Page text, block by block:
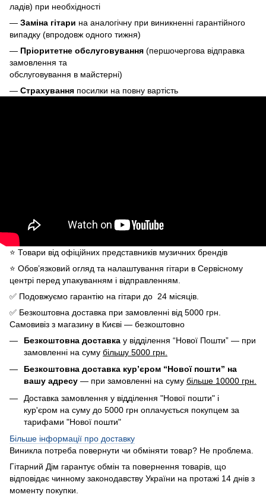
ладів) при необхідності
— Заміна гітари на аналогічну при виникненні гарантійного
випадку (впродовж одного тижня)
— Пріоритетне обслуговування (першочергова відправка
замовлення та
обслуговування в майстерні)
— Страхування посилки на повну вартість
⭐️ Товари від офіційних представників музичних брендів
⭐️ Обов’язковий огляд та налаштування гітари в Сервісному
центрі перед упакуванням і відправленням.
✅ Подовжуємо гарантію на гітари до 24 місяців.
✅ Безкоштовна доставка при замовленні від 5000 грн.
Самовивіз з магазину в Києві — безкоштовно
Безкоштовна доставка у відділення “Нової Пошти” — при
замовленні на суму більшу 5000 грн.
Безкоштовна доставка кур’єром “Нової пошти” на
вашу адресу — при замовленні на суму більше 10000 грн.
Доставка замовлення у відділення "Нової пошти" і
кур'єром на суму до 5000 грн оплачується покупцем за
тарифами "Нової пошти"
Більше інформації про доставку
Виникла потреба повернути чи обміняти товар? Не проблема.
Гітарний Дім гарантує обмін та повернення товарів, що
відповідає чинному законодавству України на протажі 14 днів з
моменту покупки.